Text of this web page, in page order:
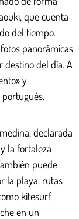
que cuenta
del tiempo.
panorámicas
destino del día. A
y
declarada
la fortaleza
puede
la playa, rutas
kitesurf,
en un